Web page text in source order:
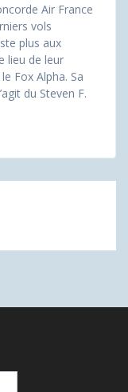
Air France
vols
plus aux
lieu de leur
Fox Alpha. Sa
du Steven F.